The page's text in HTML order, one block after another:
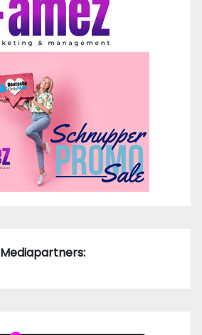
Mediapartners: